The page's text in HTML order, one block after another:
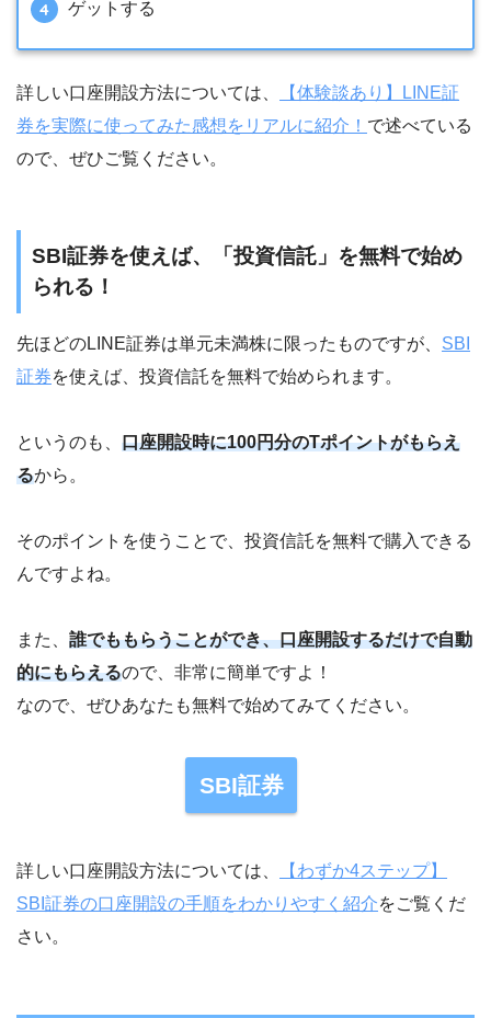
ゲットする
詳しい口座開設方法については、
【体験談あり】LINE証
券を実際に使ってみた感想をリアルに紹介！ で述べている
ので、ぜひご覧ください。
SBI証券を使えば、「投資信託」を無料で始め
られる！
先ほどのLINE証券は単元未満株に限ったものですが、 SBI
証券を使えば、投資信託を無料で始められます。
というのも、 口座開設時に100円分のTポイントがもらえ
るから。
そのポイントを使うことで、投資信託を無料で購入できる
んですよね。
また、 誰でももらうことができ、口座開設するだけで自動
的にもらえるので、非常に簡単ですよ！
なので、ぜひあなたも無料で始めてみてください。
SBI証券
詳しい口座開設方法については、
【わずか4ステップ】
SBI証券の口座開設の手順をわかりやすく紹介をご覧くだ
さい。